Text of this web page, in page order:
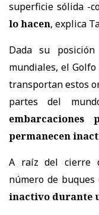
superficie sólida -
lo hacen, explica
Dada su
mundiales, el
transportan estos
partes del
embarcaciones
permanecen
A raíz del cierre
número de
inactivo durante